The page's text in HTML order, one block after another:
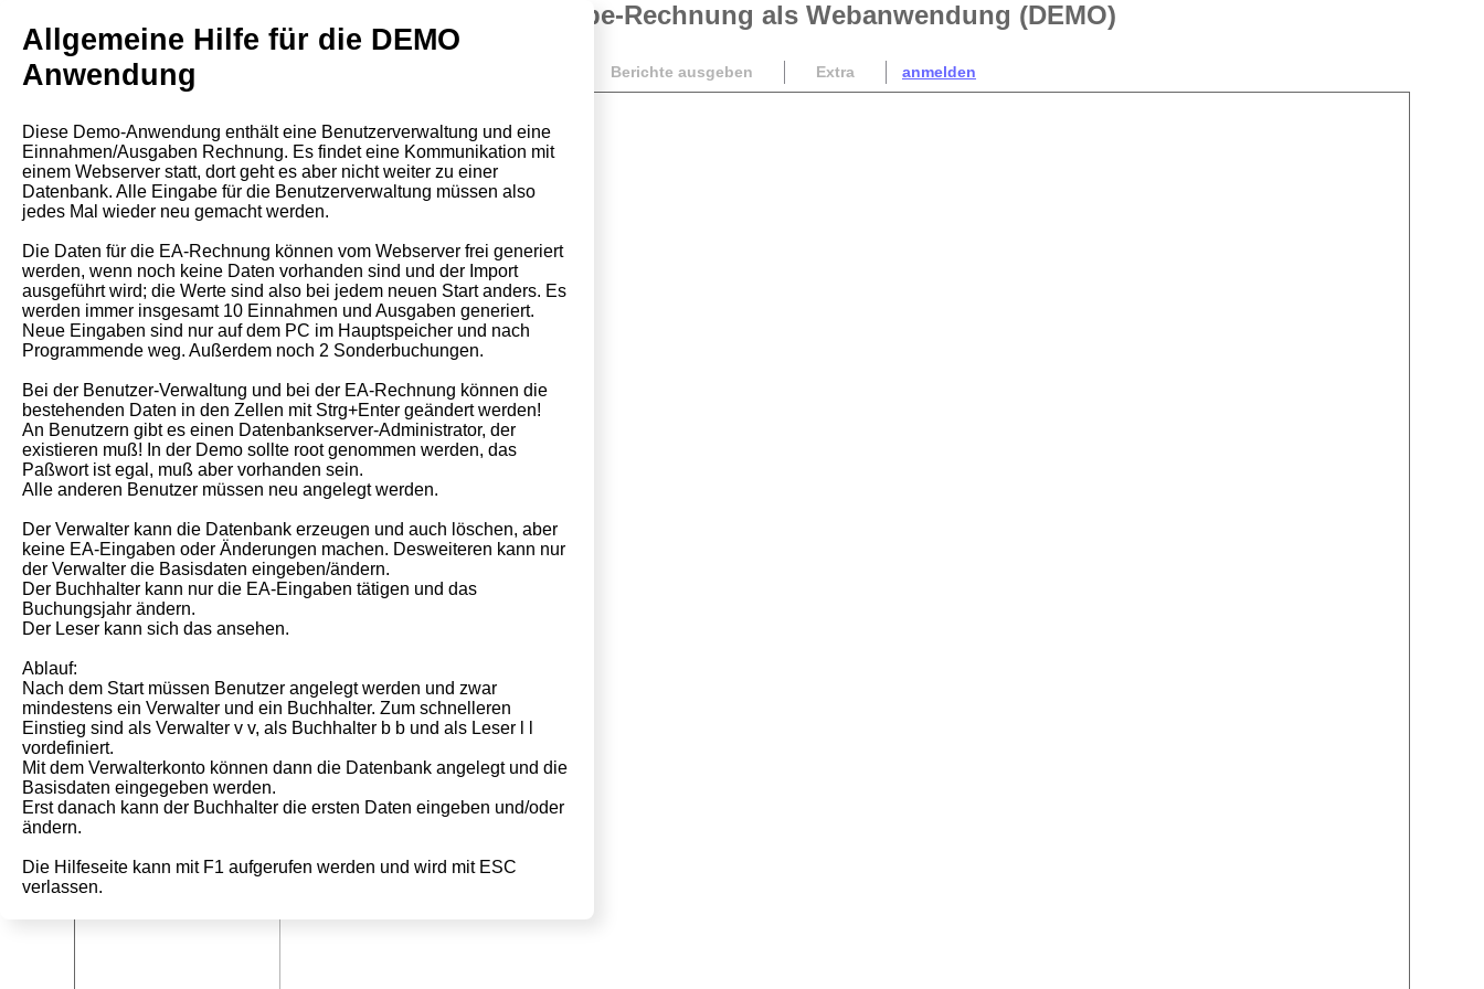
Einnahme-Ausgabe-Rechnung als Webanwendung (DEMO)
Berichte ausgeben Extra anmelden
Angemeldet:
Allgemeine Hilfe für die DEMO
Anwendung
Diese Demo-Anwendung enthält eine Benutzerverwaltung und eine
Einnahmen/Ausgaben Rechnung. Es findet eine Kommunikation mit
einem Webserver statt, dort geht es aber nicht weiter zu einer
Datenbank. Alle Eingabe für die Benutzerverwaltung müssen also
jedes Mal wieder neu gemacht werden.
Die Daten für die EA-Rechnung können vom Webserver frei generiert
werden, wenn noch keine Daten vorhanden sind und der Import
ausgeführt wird; die Werte sind also bei jedem neuen Start anders. Es
werden immer insgesamt 10 Einnahmen und Ausgaben generiert.
Neue Eingaben sind nur auf dem PC im Hauptspeicher und nach
Programmende weg. Außerdem noch 2 Sonderbuchungen.
Bei der Benutzer-Verwaltung und bei der EA-Rechnung können die
bestehenden Daten in den Zellen mit Strg+Enter geändert werden!
An Benutzern gibt es einen Datenbankserver-Administrator, der
existieren muß! In der Demo sollte root genommen werden, das
Paßwort ist egal, muß aber vorhanden sein.
Alle anderen Benutzer müssen neu angelegt werden.
Der Verwalter kann die Datenbank erzeugen und auch löschen, aber
keine EA-Eingaben oder Änderungen machen. Desweiteren kann nur
der Verwalter die Basisdaten eingeben/ändern.
Der Buchhalter kann nur die EA-Eingaben tätigen und das
Buchungsjahr ändern.
Der Leser kann sich das ansehen.
Ablauf:
Nach dem Start müssen Benutzer angelegt werden und zwar
mindestens ein Verwalter und ein Buchhalter. Zum schnelleren
Einstieg sind als Verwalter v v, als Buchhalter b b und als Leser l l
vordefiniert.
Mit dem Verwalterkonto können dann die Datenbank angelegt und die
Basisdaten eingegeben werden.
Erst danach kann der Buchhalter die ersten Daten eingeben und/oder
ändern.
Die Hilfeseite kann mit F1 aufgerufen werden und wird mit ESC
verlassen.